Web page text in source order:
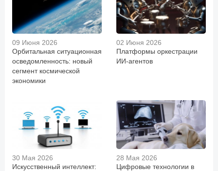
09 Июня 2026
Орбитальная ситуационная
осведомленность: новый
сегмент космической
экономики
02 Июня 2026
Платформы оркестрации
ИИ-агентов
30 Мая 2026
Искусственный интеллект:
28 Мая 2026
Цифровые технологии в